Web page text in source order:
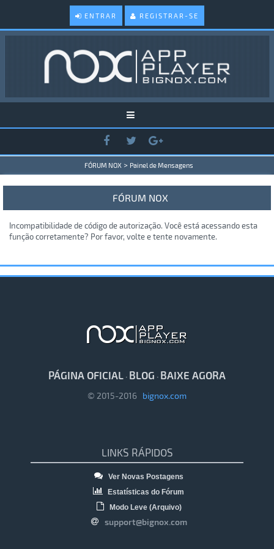
ENTRAR REGISTRAR-SE
FÓRUM NOX > Painel de Mensagens
FÓRUM NOX
Incompatibilidade de código de autorização. Você está acessando esta
função corretamente? Por favor, volte e tente novamente.
PÁGINA OFICIAL · BLOG · BAIXE AGORA
© 2015-2016 bignox.com
LINKS RÁPIDOS
Ver Novas Postagens
Estatísticas do Fórum
Modo Leve (Arquivo)
support@bignox.com